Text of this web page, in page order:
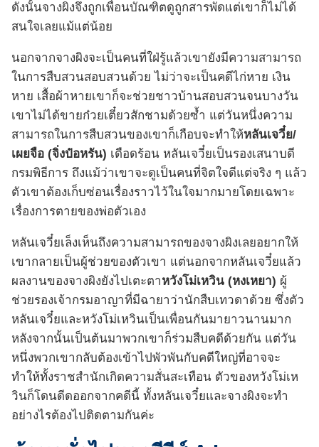
ดังนั้นจางผิงจึงถูกเพื่อนบัณฑิตดูถูกสารพัดแต่เขาก็ไม่ได้
สนใจเลยแม้แต่น้อย
นอกจากจางผิงจะเป็นคนที่ใฝ่รู้แล้วเขายังมีความสามารถ
ในการสืบสวนสอบสวนด้วย ไม่ว่าจะเป็นคดีไก่หาย เงิน
หาย เสื้อผ้าหายเขาก็จะช่วยชาวบ้านสอบสวนจนบางวัน
เขาไม่ได้ขายก๋วยเตี๋ยวสักชามด้วยซ้ำ แต่วันหนึ่งความ
สามารถในการสืบสวนของเขาก็เกือบจะทำให้หลันเจวี๋ย/
เผยจือ (จิ่งป๋อหรัน) เดือดร้อน หลันเจวี๋ยเป็นรองเสนาบดี
กรมพิธีการ ถึงแม้ว่าเขาจะดูเป็นคนที่จิตใจดีแต่จริง ๆ แล้ว
ตัวเขาต้องเก็บซ่อนเรื่องราวไว้ในใจมากมายโดยเฉพาะ
เรื่องการตายของพ่อตัวเอง
หลันเจวี๋ยเล็งเห็นถึงความสามารถของจางผิงเลยอยากให้
เขากลายเป็นผู้ช่วยของตัวเขา แต่นอกจากหลันเจวี๋ยแล้ว
ผลงานของจางผิงยังไปเตะตาหวังโม่เหวิน (หงเหยา) ผู้
ช่วยรองเจ้ากรมอาญาที่มีฉายาว่านักสืบเทวดาด้วย ซึ่งตัว
หลันเจวี๋ยและหวังโม่เหวินเป็นเพื่อนกันมายาวนานมาก
หลังจากนั้นเป็นต้นมาพวกเขาก็ร่วมสืบคดีด้วยกัน แต่วัน
หนึ่งพวกเขากลับต้องเข้าไปพัวพันกับคดีใหญ่ที่อาจจะ
ทำให้ทั้งราชสำนักเกิดความสั่นสะเทือน ตัวของหวังโม่เห
วินก็โดนดีดออกจากคดีนี้ ทั้งหลันเจวี๋ยและจางผิงจะทำ
อย่างไรต้องไปติดตามกันค่ะ